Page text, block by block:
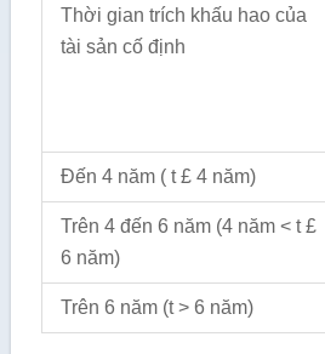
Thời gian trích khấu hao của
tài sản cố định
Đến 4 năm ( t £ 4 năm)
Trên 4 đến 6 năm (4 năm < t £
6 năm)
Trên 6 năm (t > 6 năm)